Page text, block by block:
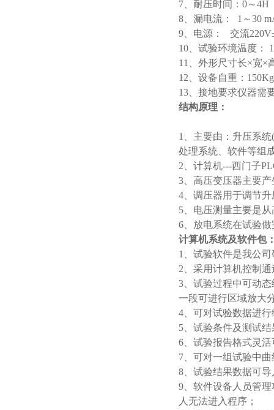
7、耐压时间：0～4H
8、漏电流： 1～30
9、电源： 交流
10、试验环境温度：
11、外形尺寸长×宽×
12、设备自重：
13、接地要求仪器需
结构原理：
1、主要由：升压系
处理系统、软件等组
2、计算机---西门子
3、高压变压器主要
4、调压器用于调节
5、电压测量主要是
6、放电系统在试验
计算机系统及软件包
1、试验软件是我公
2、采用计算机控制
3、试验过程中可动
一段可进行区域放大
4、可对试验数据进
5、试验条件及测试
6、试验报告格式灵
7、可对一组试验中
8、试验结果数据可
9、软件设备人员管
人无法进入程序；